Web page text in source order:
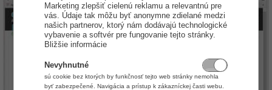
Marketing zlepšiť cielenú reklamu a relevantnú pre
vás. Údaje tak môžu byť anonymne zdielané medzi
našich partnerov, ktorý nám dodávajú technologické
vybavenie a softvér pre fungovanie tejto stránky.
Bližšie informácie
Nevyhnutné
sú cookie bez ktorých by funkčnosť tejto web stránky nemohla
byť zabezpečené. Navigácia a prístup k zákazníckej časti webu.